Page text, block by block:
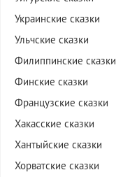
Украинские сказки
Ульчские сказки
Филиппинские сказки
Финские сказки
Французские сказки
Хакасские сказки
Хантыйские сказки
Хорватские сказки